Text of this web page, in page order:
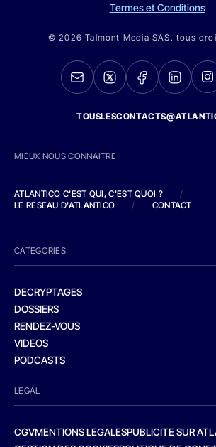
Termes et Conditions
© 2026 Talmont Media SAS. tous
MIEUX NOUS CONNAITRE
ATLANTICO C'EST QUI, C'EST QUOI ?
/
LE RESEAU D'ATLANTICO
/ CONTACT
CATEGORIES
DECRYPTAGES
DOSSIERS
RENDEZ-VOUS
VIDEOS
PODCASTS
LEGAL
CGVMENTIONS LEGALESPUBLICITE SUR